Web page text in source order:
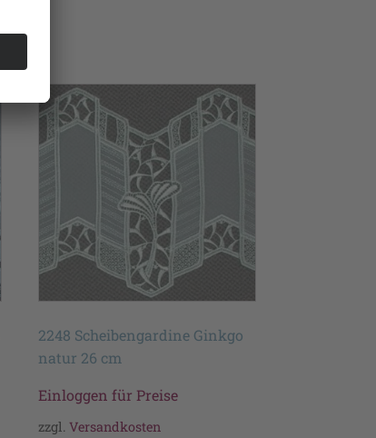
2248 Scheibengardine Ginkgo
natur 26 cm
Einloggen für Preise
zzgl. Versandkosten